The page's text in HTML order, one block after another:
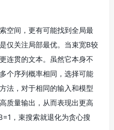
空间，更有可能找到全局最
仅关注局部最优。当束宽B较
连贯的文本。虽然它本身不
个序列概率相同，选择可能
法，对于相同的输入和模型
质量输出，从而表现出更高
，束搜索就退化为贪心搜